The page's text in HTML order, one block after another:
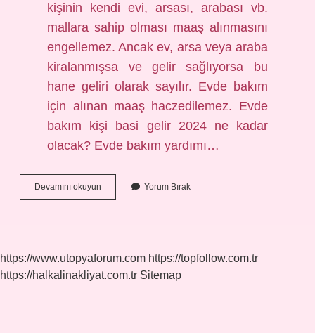
kişinin kendi evi, arsası, arabası vb.
mallara sahip olması maaş alınmasını
engellemez. Ancak ev, arsa veya araba
kiralanmışsa ve gelir sağlıyorsa bu
hane geliri olarak sayılır. Evde bakım
için alınan maaş haczedilemez. Evde
bakım kişi basi gelir 2024 ne kadar
olacak? Evde bakım yardımı…
Devamını okuyun
Bakım
2024
Yorum Bırak
https://www.utopyaforum.com https://topfollow.com.tr
https://halkalinakliyat.com.tr Sitemap